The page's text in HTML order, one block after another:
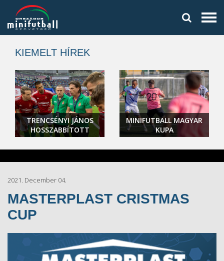
KIEMELT HÍREK
TRENCSÉNYI JÁNOS
HOSSZABBÍTOTT
MINIFUTBALL MAGYAR
KUPA
2021. December 04.
MASTERPLAST CRISTMAS
CUP